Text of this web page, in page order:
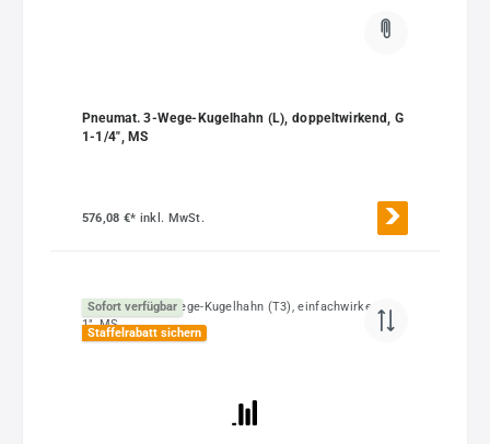
Pneumat. 3-Wege-Kugelhahn (L), doppeltwirkend, G
1-1/4", MS
576,08 €* inkl. MwSt.
Sofort verfügbar
Staffelrabatt sichern